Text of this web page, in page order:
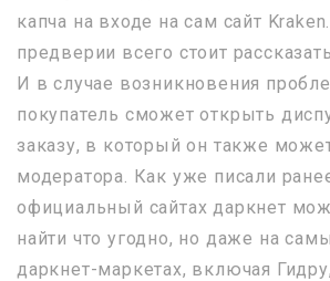
капча на входе на сам сайт
предверии всего стоит
И в случае возникновения
покупатель сможет открыть
заказу, в который он также
модератора. Как уже писали
официальный сайтах даркнет
найти что угодно, но даже на
даркнет-маркетах, включая